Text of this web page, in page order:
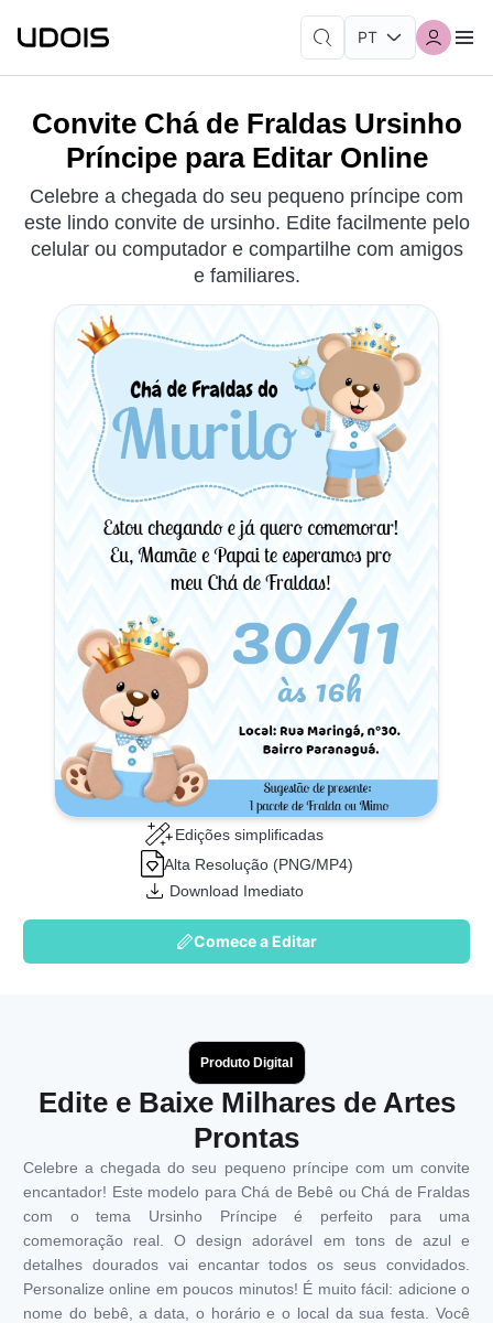
Convite Chá de Fraldas Ursinho
Príncipe para Editar Online
Celebre a chegada do seu pequeno príncipe com
este lindo convite de ursinho. Edite facilmente pelo
celular ou computador e compartilhe com amigos
e familiares.
Edições simplificadas
Alta Resolução (PNG/MP4)
Download Imediato
Comece a Editar
Produto Digital
Edite e Baixe Milhares de Artes
Prontas
Celebre a chegada do seu pequeno príncipe com um convite
encantador! Este modelo para Chá de Bebê ou Chá de Fraldas
com o tema Ursinho Príncipe é perfeito para uma
comemoração real. O design adorável em tons de azul e
detalhes dourados vai encantar todos os seus convidados.
Personalize online em poucos minutos! É muito fácil: adicione o
nome do bebê, a data, o horário e o local da sua festa. Você